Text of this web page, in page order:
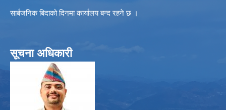
सार्बजनिक बिदाको दिनमा कार्यालय बन्द रहने छ ।
सूचना अधिकारी